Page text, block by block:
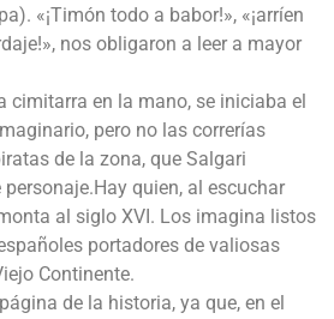
«¡Timón todo a babor!», «¡arríen
nos obligaron a leer a mayor
cimitarra en la mano, se iniciaba el
pero no las correrías
de la zona, que Salgari
quien, al escuchar
al siglo XVI. Los imagina listos
portadores de valiosas
Continente.
de la historia, ya que, en el